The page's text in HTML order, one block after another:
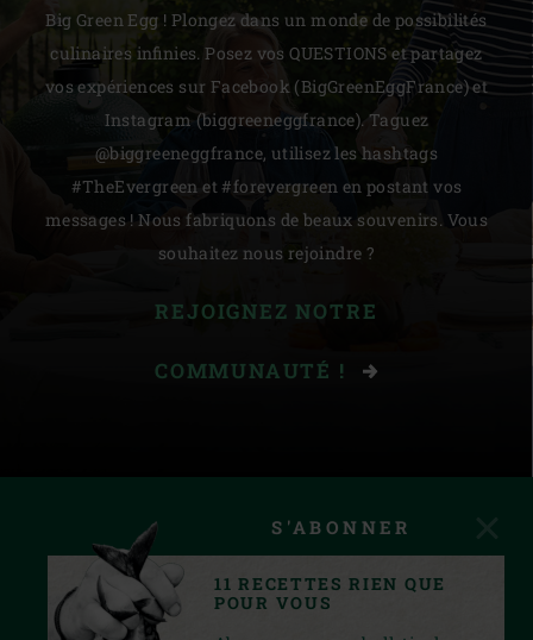
Big Green Egg ! Plongez dans un monde de possibilités
culinaires infinies. Posez vos QUESTIONS et partagez
vos expériences sur Facebook (BigGreenEggFrance) et
Instagram (biggreeneggfrance). Taguez
@biggreeneggfrance, utilisez les hashtags
#TheEvergreen et #forevergreen en postant vos
messages ! Nous fabriquons de beaux souvenirs. Vous
souhaitez nous rejoindre ?
REJOIGNEZ NOTRE
COMMUNAUTÉ !
S'ABONNER
11 RECETTES RIEN QUE
POUR VOUS